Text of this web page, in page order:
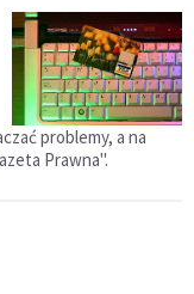
problemy, a na
Prawna".